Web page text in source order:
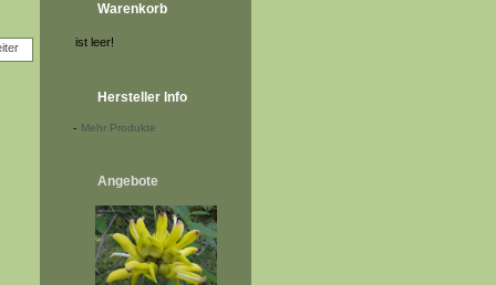
Warenkorb
ist leer!
Hersteller Info
- Mehr Produkte
Angebote